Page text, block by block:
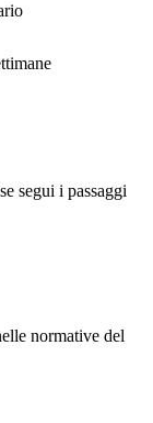
segui i passaggi
normative del